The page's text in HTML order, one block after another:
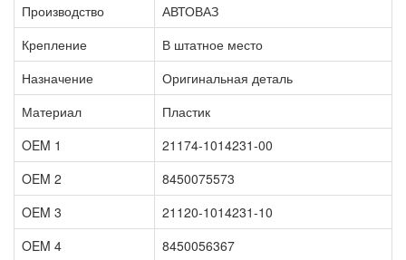
Производство
АВТОВАЗ
Крепление
В штатное место
Назначение
Оригинальная деталь
Материал
Пластик
OEM 1
21174-1014231-00
OEM 2
8450075573
OEM 3
21120-1014231-10
OEM 4
8450056367